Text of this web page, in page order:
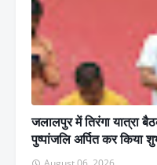
जलालपुर में तिरंगा यात्रा
पुष्पांजलि अर्पित कर किया